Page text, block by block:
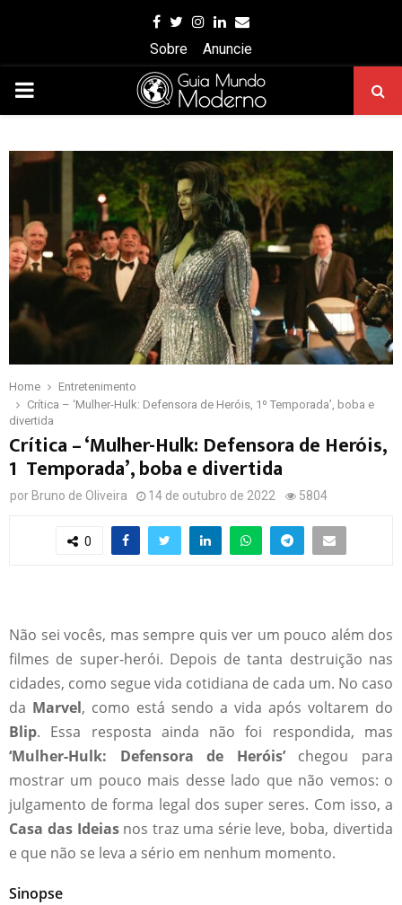
Facebook
Twitter
Instagram
Linkedin
Email
Sobre
Anuncie
PRIMARY
Home
Entretenimento
Crítica – ‘Mulher-Hulk: Defensora de Heróis, 1º Temporada’, boba e
divertida
Crítica – ‘Mulher-Hulk: Defensora de Heróis,
1º Temporada’, boba e divertida
por Bruno de Oliveira 14 de outubro de 2022 5804
0
Não sei vocês, mas sempre quis ver um pouco além dos
filmes de super-herói. Depois de tanta destruição nas
cidades, como segue vida cotidiana de cada um. No caso
da Marvel, como está sendo a vida após voltarem do
Blip. Essa resposta ainda não foi respondida, mas
‘Mulher-Hulk: Defensora de Heróis’chegou para
mostrar um pouco mais desse lado que não vemos: o
julgamento de forma legal dos super seres. Com isso, a
Casa das Ideiasnos traz uma série leve, boba, divertida
e que não se leva a sério em nenhum momento.
Sinopse